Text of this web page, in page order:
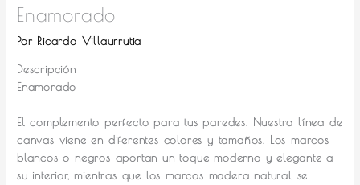
Enamorado
Por Ricardo Villaurrutia
Descripción
Enamorado
El complemento perfecto para tus paredes. Nuestra línea de
canvas viene en diferentes colores y tamaños. Los marcos
blancos o negros aportan un toque moderno y elegante a
su interior, mientras que los marcos madera natural se